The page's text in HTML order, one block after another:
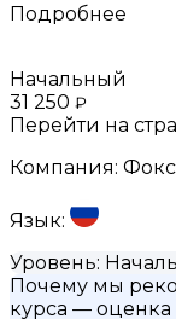
Подробнее
Начальный
31 250 ₽
Перейти на
Компания:
Язык:
Уровень:
Почему мы
курса — оценка